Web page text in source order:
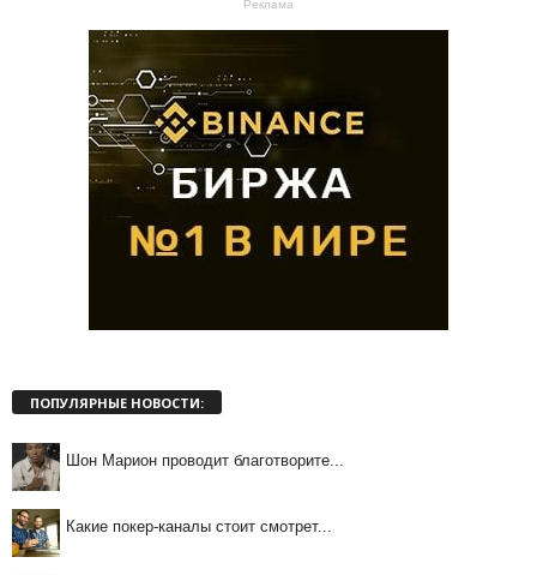
Реклама
ПОПУЛЯРНЫЕ НОВОСТИ:
Шон Марион проводит благотворите...
Какие покер-каналы стоит смотрет...